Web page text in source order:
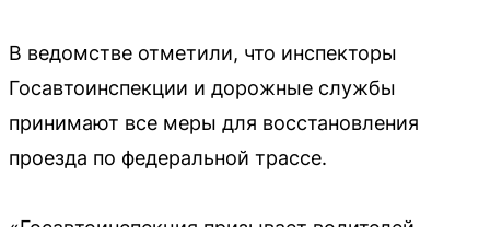
В ведомстве отметили, что инспекторы
Госавтоинспекции и дорожные службы
принимают все меры для восстановления
проезда по федеральной трассе.